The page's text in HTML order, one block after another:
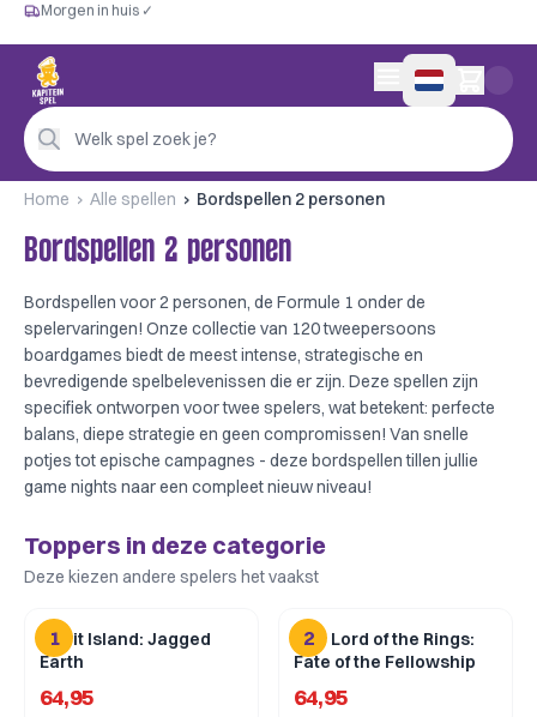
Gratis vanaf €60
Morgen in huis ✓
Persoonlijk advies
4,9/5 —
Morgen in huis ✓
Welk spel zoek je?
0 artikelen in
Home Alle spellen Bordspellen 2 personen
Bordspellen 2 personen
Bordspellen voor 2 personen, de Formule 1 onder de
spelervaringen! Onze collectie van 120 tweepersoons
boardgames biedt de meest intense, strategische en
bevredigende spelbelevenissen die er zijn. Deze spellen zijn
specifiek ontworpen voor twee spelers, wat betekent: perfecte
balans, diepe strategie en geen compromissen! Van snelle
potjes tot epische campagnes - deze bordspellen tillen jullie
game nights naar een compleet nieuw niveau!
Toppers in deze categorie
Deze kiezen andere spelers het vaakst
1
Spirit Island: Jagged
Earth
64,95
2
The Lord of the Rings:
Fate of the Fellowship
64,95